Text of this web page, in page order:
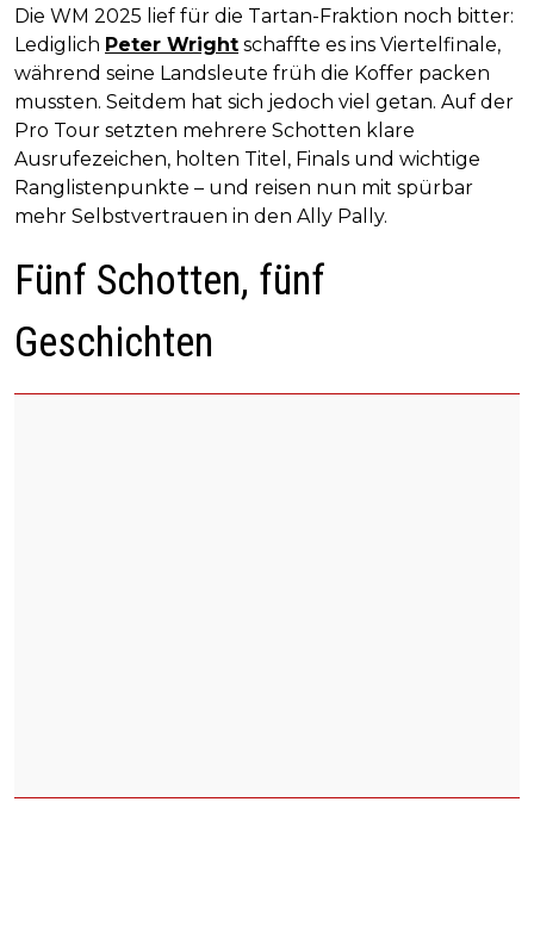
Die WM 2025 lief für die Tartan-Fraktion noch bitter:
Lediglich Peter Wright schaffte es ins Viertelfinale,
während seine Landsleute früh die Koffer packen
mussten. Seitdem hat sich jedoch viel getan. Auf der
Pro Tour setzten mehrere Schotten klare
Ausrufezeichen, holten Titel, Finals und wichtige
Ranglistenpunkte – und reisen nun mit spürbar
mehr Selbstvertrauen in den Ally Pally.
Fünf Schotten, fünf
Geschichten